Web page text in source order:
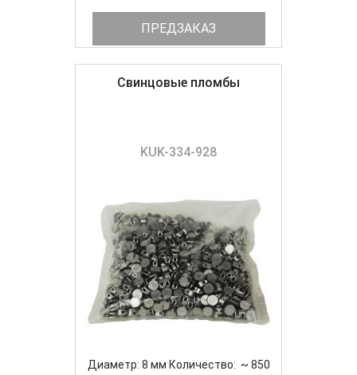
ПРЕДЗАКАЗ
Свинцовые пломбы
KUK-334-928
Диаметр: 8 мм Количество: ~ 850